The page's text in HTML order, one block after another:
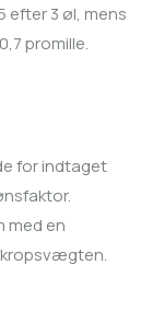
efter 3 øl, mens
promille.
for indtaget
med en